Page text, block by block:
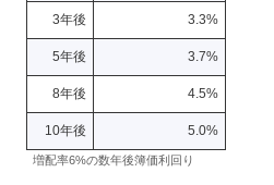
3年後 3.3%
5年後 3.7%
8年後 4.5%
10年後 5.0%
増配率6%の数年後簿価利回り